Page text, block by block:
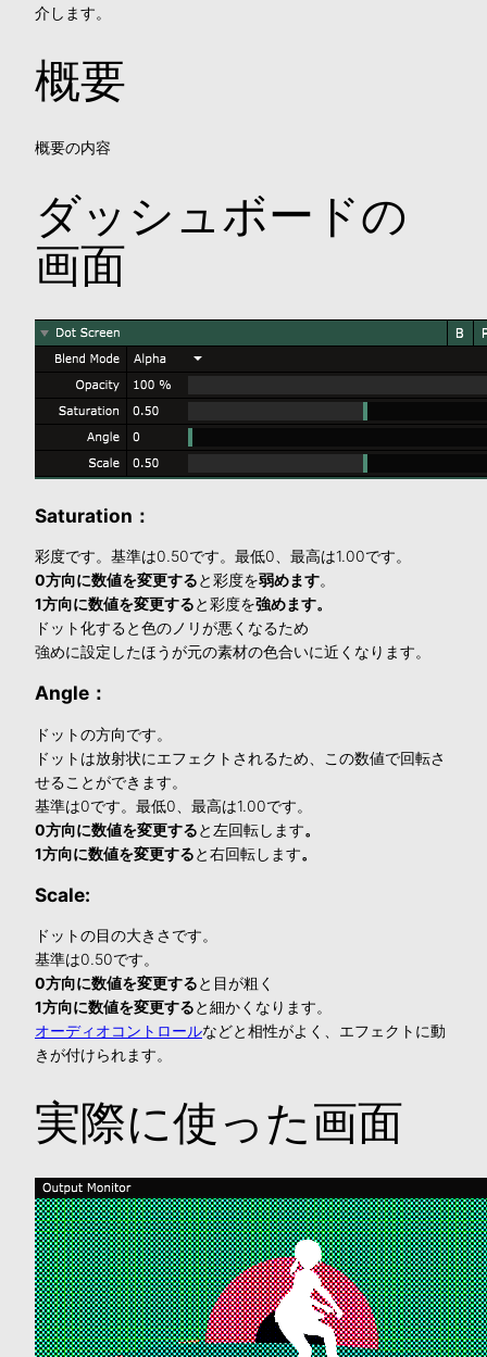
介します。
概要
概要の内容
ダッシュボードの
画面
Saturation：
彩度です。基準は0.50です。最低0、最高は1.00です。
0方向に数値を変更すると彩度を弱めます。
1方向に数値を変更すると彩度を強めます。
ドット化すると色のノリが悪くなるため
強めに設定したほうが元の素材の色合いに近くなります。
Angle：
ドットの方向です。
ドットは放射状にエフェクトされるため、この数値で回転さ
せることができます。
基準は0です。最低0、最高は1.00です。
0方向に数値を変更すると左回転します。
1方向に数値を変更すると右回転します。
Scale:
ドットの目の大きさです。
基準は0.50です。
0方向に数値を変更すると目が粗く
1方向に数値を変更すると細かくなります。
オーディオコントロールなどと相性がよく、エフェクトに動
きが付けられます。
実際に使った画面